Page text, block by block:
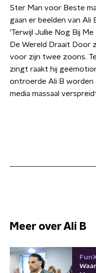
Ster Man voor Beste
gaan er beelden van Ali
'Terwijl Jullie Nog Bij
De Wereld Draait Door
voor zijn twee zoons.
zingt raakt hij
ontroerde Ali B worden
media massaal
Meer over Ali B